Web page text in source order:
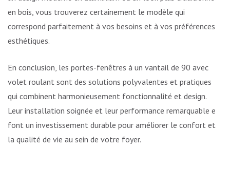
en bois, vous trouverez certainement le modèle qui
correspond parfaitement à vos besoins et à vos préférences
esthétiques.
En conclusion, les portes-fenêtres à un vantail de 90 avec
volet roulant sont des solutions polyvalentes et pratiques
qui combinent harmonieusement fonctionnalité et design.
Leur installation soignée et leur performance remarquable en
font un investissement durable pour améliorer le confort et
la qualité de vie au sein de votre foyer.